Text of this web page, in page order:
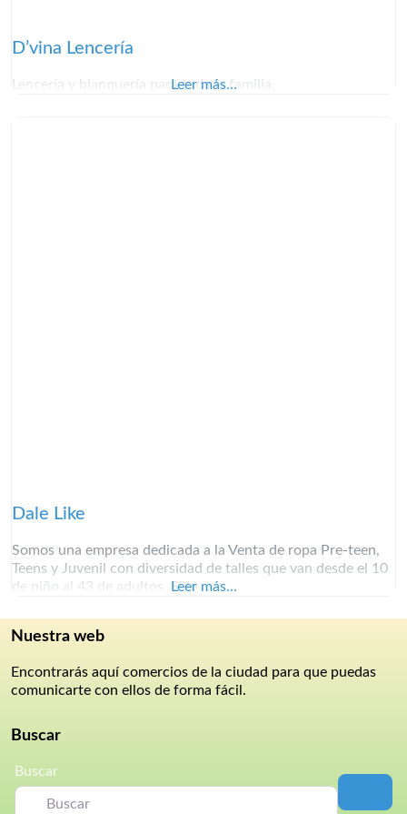
D’vina Lencería
Lencería y blanquería para toda la familia.
Leer más...
Dale Like
Somos una empresa dedicada a la Venta de ropa Pre-teen,
Teens y Juvenil con diversidad de talles que van desde el 10
de niño al 43 de adultos. Si loLeer más...
Nuestra web
Encontrarás aquí comercios de la ciudad para que puedas
comunicarte con ellos de forma fácil.
Buscar
Buscar